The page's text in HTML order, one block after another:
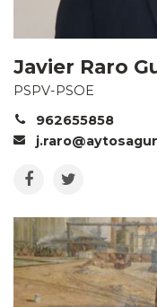
Javier Raro
PSPV-PSOE
962655858